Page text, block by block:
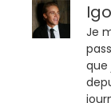
Je
que